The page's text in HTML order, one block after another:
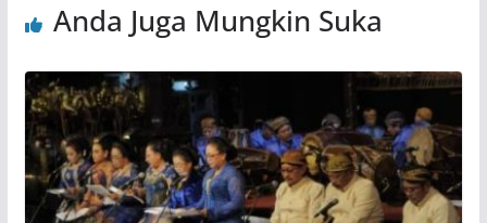
Anda Juga Mungkin Suka